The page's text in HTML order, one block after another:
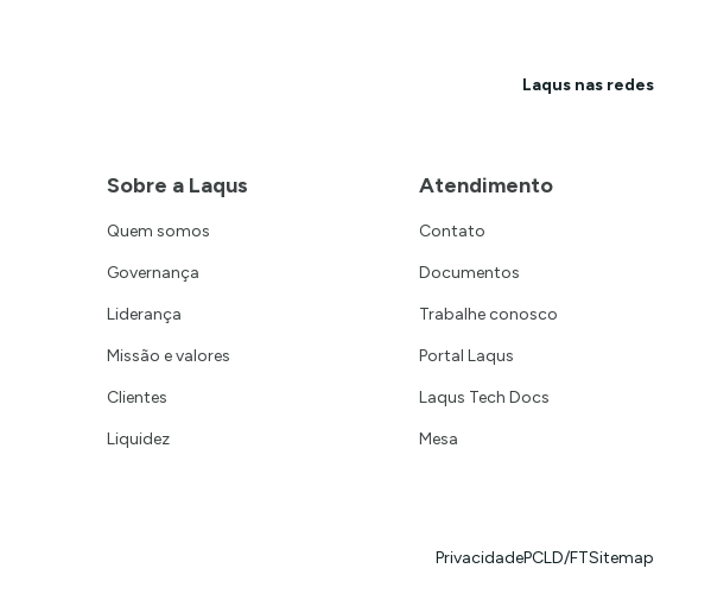
Laqus nas redes
Sobre a Laqus
Quem somos
Governança
Liderança
Missão e valores
Clientes
Liquidez
Atendimento
Contato
Documentos
Trabalhe conosco
Portal Laqus
Laqus Tech Docs
Mesa
PrivacidadePCLD/FTSitemap